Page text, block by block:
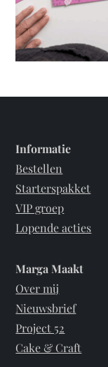
Informatie
Bestellen
Starterspakket
VIP groep
Lopende acties
Marga Maakt
Over mij
Nieuwsbrief
Project 52
Cake & Craft